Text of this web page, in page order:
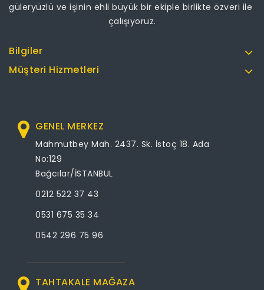
güleryüzlü ve işinin ehli büyük bir ekiple birlikte özveri ile
çalışıyoruz.
Bilgiler
Müşteri Hizmetleri
GENEL MERKEZ
Mahmutbey Mah. 2437. Sk. İstoç 18. Ada
No:129
Bağcılar/İSTANBUL
0212 522 37 43
0531 675 35 34
0542 296 75 96
TAHTAKALE MAĞAZA